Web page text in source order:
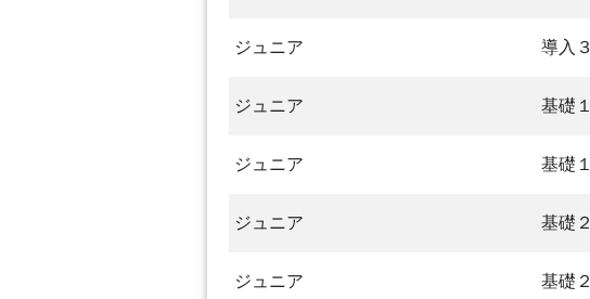
ジュニア 導入３
ジュニア 基礎１
ジュニア 基礎１
ジュニア 基礎２
ジュニア 基礎２